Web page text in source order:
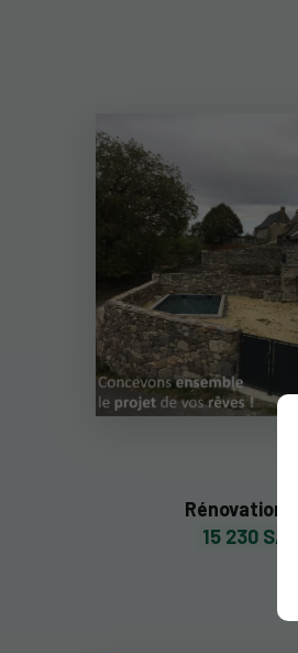
Rénovation
15 230